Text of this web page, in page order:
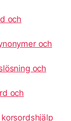
och
och
och
och